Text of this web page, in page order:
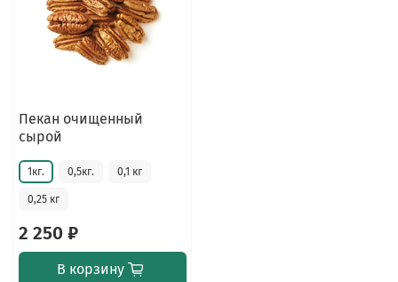
Пекан очищенный
сырой
1кг. 0,5кг. 0,1 кг
0,25 кг
2 250 ₽
В корзину